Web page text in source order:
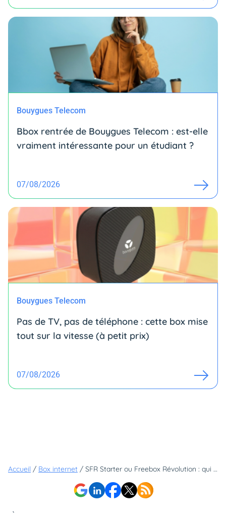
Bouygues Telecom
Bbox rentrée de Bouygues Telecom : est-elle
vraiment intéressante pour un étudiant ?
07/08/2026
Bouygues Telecom
Pas de TV, pas de téléphone : cette box mise
tout sur la vitesse (à petit prix)
07/08/2026
Accueil / Box internet / SFR Starter ou Freebox Révolution : qui remporte le match de ces box internet à moins de 30€ ?